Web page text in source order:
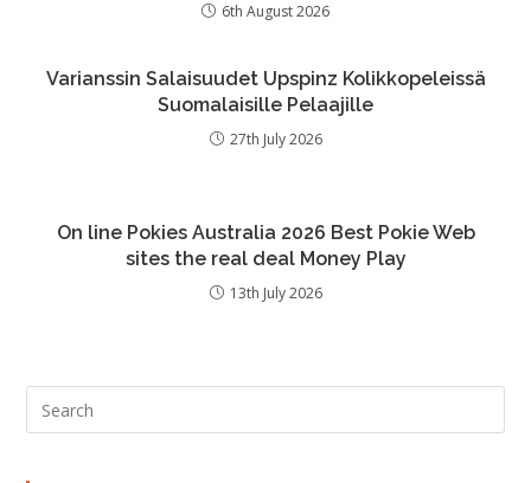
6th August 2026
Varianssin Salaisuudet Upspinz Kolikkopeleissä
Suomalaisille Pelaajille
27th July 2026
On line Pokies Australia 2026 Best Pokie Web
sites the real deal Money Play
13th July 2026